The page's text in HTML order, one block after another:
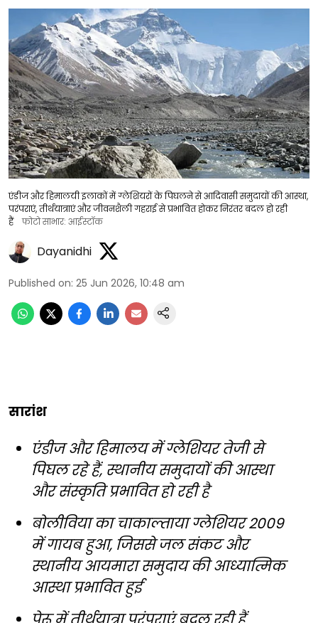
एंडीज और हिमालयी इलाकों में ग्लेशियरों के पिघलने से आदिवासी समुदायों की आस्था,
परंपराएं, तीर्थयात्राएं और जीवनशैली गहराई से प्रभावित होकर निरंतर बदल हो रही
हैं
फोटो साभार: आईस्टॉक
Dayanidhi
Published on: 25 Jun 2026, 10:48 am
सारांश
एंडीज और हिमालय में ग्लेशियर तेजी से
पिघल रहे हैं, स्थानीय समुदायों की आस्था
और संस्कृति प्रभावित हो रही है
बोलीविया का चाकाल्ताया ग्लेशियर 2009
में गायब हुआ, जिससे जल संकट और
स्थानीय आयमारा समुदाय की आध्यात्मिक
आस्था प्रभावित हुई